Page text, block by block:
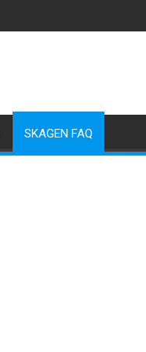
SKAGEN FAQ